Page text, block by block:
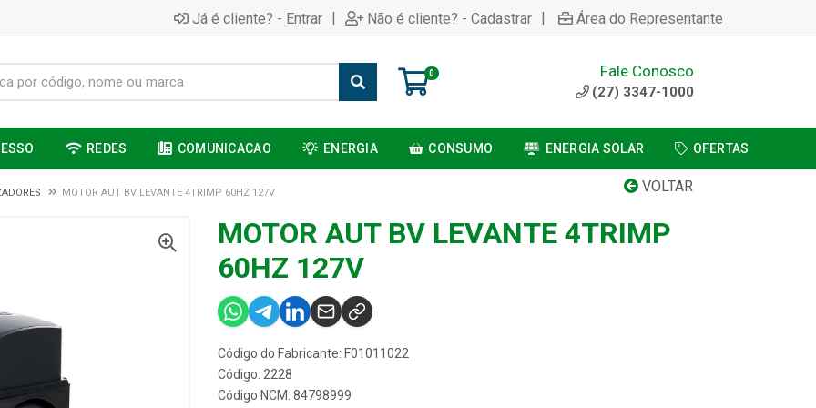
Já é cliente? - Entrar | Não é cliente? - Cadastrar | Área do Representante
0 Fale Conosco
(27) 3347-1000
REDES COMUNICACAO ENERGIA CONSUMO ENERGIA SOLAR OFERTAS
VOLTAR
MOTOR AUT BV LEVANTE 4TRIMP 60HZ 127V
MOTOR AUT BV LEVANTE 4TRIMP
60HZ 127V
Código do Fabricante: F01011022
Código: 2228
Código NCM: 84798999